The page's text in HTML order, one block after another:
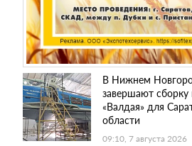
В Нижнем
завершают сборку
«Валдая» для
области
09:10, 7 августа 2026